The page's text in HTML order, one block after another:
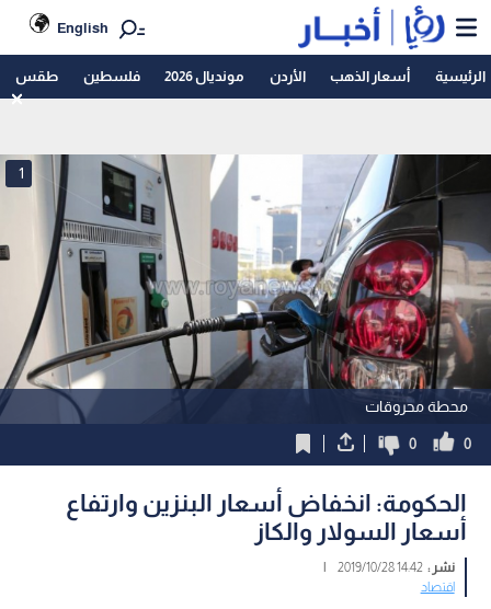
English
الرئيسية أسعار الذهب الأردن مونديال 2026 فلسطين طقس
محطة محروقات
1
0
0
الحكومة: انخفاض أسعار البنزين وارتفاع
أسعار السولار والكاز
نشر :14:42 2019/10/28
|
اقتصاد